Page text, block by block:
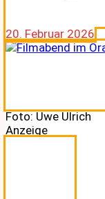
20. Februar 2026
Foto: Uwe Ulrich
Anzeige